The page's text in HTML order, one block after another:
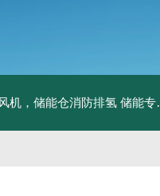
机，储能仓消防排氢 储能专用风机